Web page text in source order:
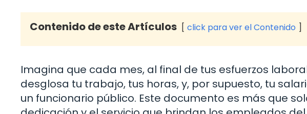
Contenido de este Artículos click para ver el Contenido
Imagina que cada mes, al final de tus esfuerzos
desglosa tu trabajo, tus horas, y, por supuesto, tu
un funcionario público. Este documento es más que